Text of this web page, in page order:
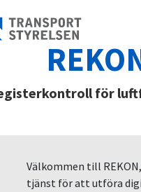
för
Välkommen till
tjänst för att utföra